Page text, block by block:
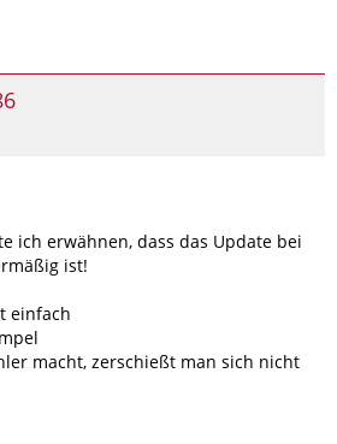
ich erwähnen, dass das Update bei
ist!
einfach
macht, zerschießt man sich nicht